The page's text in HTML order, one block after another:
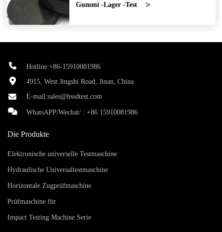
Gummi -Lager -Test
Hotline:+86-15910081986
4915, West Jingshi Road, Jinan, China
E-mail:sales@hssdtest.com
WhatsAPP/Wechat/ : +86 15910081986
Die Produkte
Elektronische universelle Testmaschine
Hydraulische Universaltestmaschine
Horizontale Zugprüfmaschine
Prüfmaschine für
Impact Testing Machine Serie